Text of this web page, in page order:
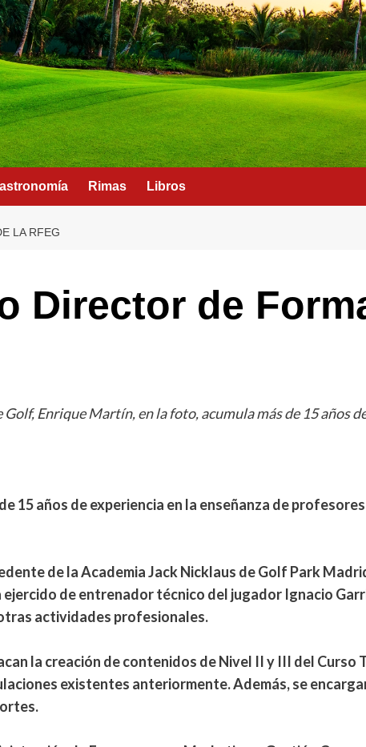
Rimas Libros
LA RFEG
Director de
Enrique Martín, en la foto, acumula más de 15 años
15 años de experiencia en la enseñanza de
de la Academia Jack Nicklaus de Golf Park
de entrenador técnico del jugador Ignacio
actividades profesionales.
la creación de contenidos de Nivel II y III del Curso
existentes anteriormente. Además, se